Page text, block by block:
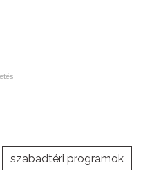
szabadtéri programok